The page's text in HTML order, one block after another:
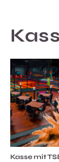
Kasse mit